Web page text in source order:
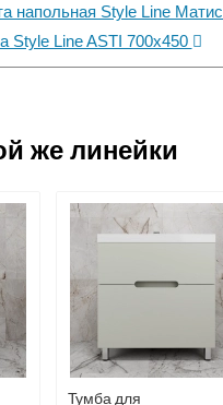
напольная Style Line
Style Line ASTI 700x450
Москве и Московской
при получении товара как
(Yandex-деньги, Web-
(возможно и с НДС)
же линейки
Тумба для